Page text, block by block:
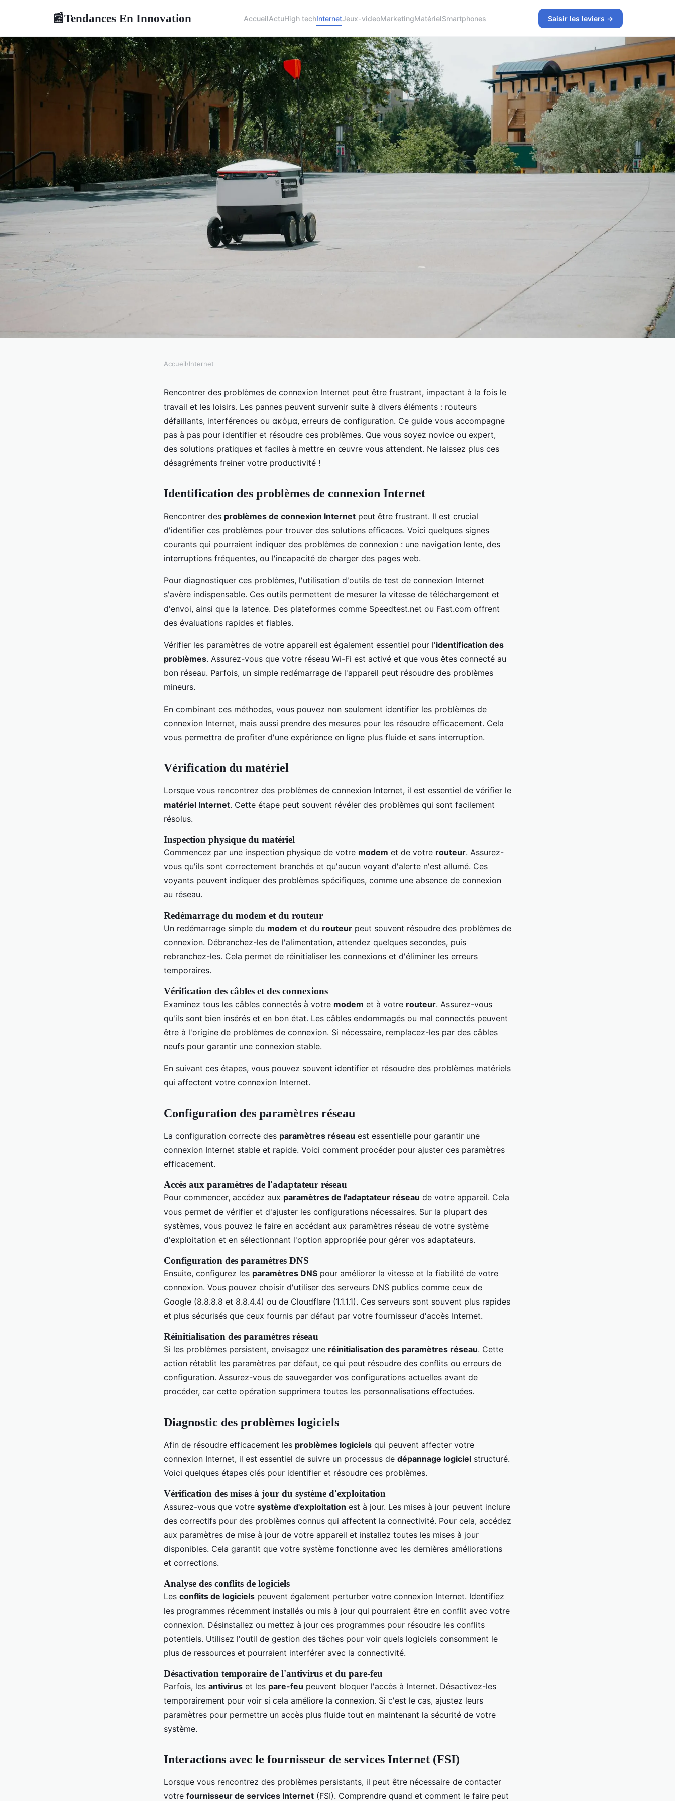
📰Tendances En Innovation AccueilActuHigh techInternetJeux-videoMarketingMatérielSmartphones Saisir les leviers →
Comment résoudre des problèmes de
connexion Internet ?
Accueil›Internet
Rencontrer des problèmes de connexion Internet peut être frustrant, impactant à la fois le
travail et les loisirs. Les pannes peuvent survenir suite à divers éléments : routeurs
défaillants, interférences ou ακόμα, erreurs de configuration. Ce guide vous accompagne
pas à pas pour identifier et résoudre ces problèmes. Que vous soyez novice ou expert,
des solutions pratiques et faciles à mettre en œuvre vous attendent. Ne laissez plus ces
désagréments freiner votre productivité !
Identification des problèmes de connexion Internet
Rencontrer des problèmes de connexion Internet peut être frustrant. Il est crucial
d'identifier ces problèmes pour trouver des solutions efficaces. Voici quelques signes
courants qui pourraient indiquer des problèmes de connexion : une navigation lente, des
interruptions fréquentes, ou l'incapacité de charger des pages web.
Pour diagnostiquer ces problèmes, l'utilisation d'outils de test de connexion Internet
s'avère indispensable. Ces outils permettent de mesurer la vitesse de téléchargement et
d'envoi, ainsi que la latence. Des plateformes comme Speedtest.net ou Fast.com offrent
des évaluations rapides et fiables.
Vérifier les paramètres de votre appareil est également essentiel pour l'identification des
problèmes. Assurez-vous que votre réseau Wi-Fi est activé et que vous êtes connecté au
bon réseau. Parfois, un simple redémarrage de l'appareil peut résoudre des problèmes
mineurs.
En combinant ces méthodes, vous pouvez non seulement identifier les problèmes de
connexion Internet, mais aussi prendre des mesures pour les résoudre efficacement. Cela
vous permettra de profiter d'une expérience en ligne plus fluide et sans interruption.
Vérification du matériel
Lorsque vous rencontrez des problèmes de connexion Internet, il est essentiel de vérifier le
matériel Internet. Cette étape peut souvent révéler des problèmes qui sont facilement
résolus.
Inspection physique du matériel
Commencez par une inspection physique de votre modem et de votre routeur. Assurez-
vous qu'ils sont correctement branchés et qu'aucun voyant d'alerte n'est allumé. Ces
voyants peuvent indiquer des problèmes spécifiques, comme une absence de connexion
au réseau.
Redémarrage du modem et du routeur
Un redémarrage simple du modem et du routeur peut souvent résoudre des problèmes de
connexion. Débranchez-les de l'alimentation, attendez quelques secondes, puis
rebranchez-les. Cela permet de réinitialiser les connexions et d'éliminer les erreurs
temporaires.
Vérification des câbles et des connexions
Examinez tous les câbles connectés à votre modem et à votre routeur. Assurez-vous
qu'ils sont bien insérés et en bon état. Les câbles endommagés ou mal connectés peuvent
être à l'origine de problèmes de connexion. Si nécessaire, remplacez-les par des câbles
neufs pour garantir une connexion stable.
En suivant ces étapes, vous pouvez souvent identifier et résoudre des problèmes matériels
qui affectent votre connexion Internet.
Configuration des paramètres réseau
La configuration correcte des paramètres réseau est essentielle pour garantir une
connexion Internet stable et rapide. Voici comment procéder pour ajuster ces paramètres
efficacement.
Accès aux paramètres de l'adaptateur réseau
Pour commencer, accédez aux paramètres de l'adaptateur réseau de votre appareil. Cela
vous permet de vérifier et d'ajuster les configurations nécessaires. Sur la plupart des
systèmes, vous pouvez le faire en accédant aux paramètres réseau de votre système
d'exploitation et en sélectionnant l'option appropriée pour gérer vos adaptateurs.
Configuration des paramètres DNS
Ensuite, configurez les paramètres DNS pour améliorer la vitesse et la fiabilité de votre
connexion. Vous pouvez choisir d'utiliser des serveurs DNS publics comme ceux de
Google (8.8.8.8 et 8.8.4.4) ou de Cloudflare (1.1.1.1). Ces serveurs sont souvent plus rapides
et plus sécurisés que ceux fournis par défaut par votre fournisseur d'accès Internet.
Réinitialisation des paramètres réseau
Si les problèmes persistent, envisagez une réinitialisation des paramètres réseau. Cette
action rétablit les paramètres par défaut, ce qui peut résoudre des conflits ou erreurs de
configuration. Assurez-vous de sauvegarder vos configurations actuelles avant de
procéder, car cette opération supprimera toutes les personnalisations effectuées.
Diagnostic des problèmes logiciels
Afin de résoudre efficacement les problèmes logiciels qui peuvent affecter votre
connexion Internet, il est essentiel de suivre un processus de dépannage logiciel structuré.
Voici quelques étapes clés pour identifier et résoudre ces problèmes.
Vérification des mises à jour du système d'exploitation
Assurez-vous que votre système d'exploitation est à jour. Les mises à jour peuvent inclure
des correctifs pour des problèmes connus qui affectent la connectivité. Pour cela, accédez
aux paramètres de mise à jour de votre appareil et installez toutes les mises à jour
disponibles. Cela garantit que votre système fonctionne avec les dernières améliorations
et corrections.
Analyse des conflits de logiciels
Les conflits de logiciels peuvent également perturber votre connexion Internet. Identifiez
les programmes récemment installés ou mis à jour qui pourraient être en conflit avec votre
connexion. Désinstallez ou mettez à jour ces programmes pour résoudre les conflits
potentiels. Utilisez l'outil de gestion des tâches pour voir quels logiciels consomment le
plus de ressources et pourraient interférer avec la connectivité.
Désactivation temporaire de l'antivirus et du pare-feu
Parfois, les antivirus et les pare-feu peuvent bloquer l'accès à Internet. Désactivez-les
temporairement pour voir si cela améliore la connexion. Si c'est le cas, ajustez leurs
paramètres pour permettre un accès plus fluide tout en maintenant la sécurité de votre
système.
Interactions avec le fournisseur de services Internet (FSI)
Lorsque vous rencontrez des problèmes persistants, il peut être nécessaire de contacter
votre fournisseur de services Internet (FSI). Comprendre quand et comment le faire peut